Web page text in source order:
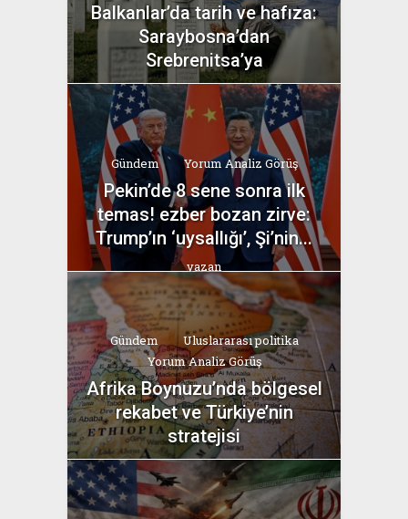
Balkanlar’da tarih ve hafıza:
Saraybosna’dan
Srebrenitsa’ya
yazan
Bahri Ak
Gündem Yorum Analiz Görüş
Pekin’de 8 sene sonra ilk
temas! ezber bozan zirve:
Trump’ın ‘uysallığı’, Şi’nin...
yazan
Bahri Ak
Gündem
Uluslararası politika
Yorum Analiz Görüş
Afrika Boynuzu’nda bölgesel
rekabet ve Türkiye’nin
stratejisi
yazan
Bahri Ak